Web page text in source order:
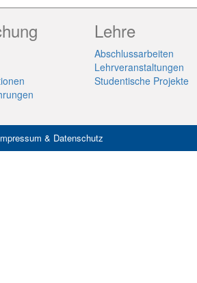
Lehre
Abschlussarbeiten
Lehrveranstaltungen
Studentische Projekte
& Datenschutz